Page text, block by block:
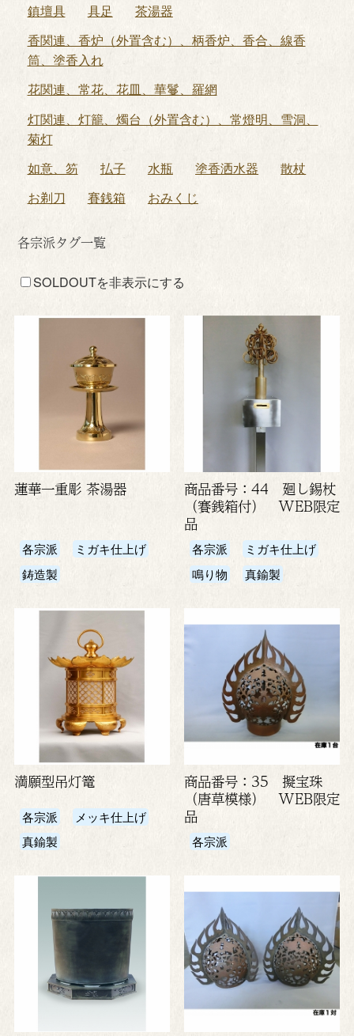
鎮壇具 具足
茶湯器
香関連、香炉（外置含む）、柄香炉、香合、線香
筒、塗香入れ
花関連、常花、花皿、華鬘、羅網
灯関連、灯籠、燭台（外置含む）、常燈明、雪洞、
菊灯
如意、笏
払子 水瓶 塗香洒水器
散杖
お剃刀
賽銭箱 おみくじ
各宗派タグ一覧
SOLDOUTを非表示にする
蓮華一重彫 茶湯器
各宗派
ミガキ仕上げ
鋳造製
商品番号：44 廻し錫杖
（賽銭箱付） WEB限定
品
各宗派
ミガキ仕上げ
鳴り物
真鍮製
満願型吊灯篭
各宗派
メッキ仕上げ
真鍮製
商品番号：35 擬宝珠
（唐草模様） WEB限定
品
各宗派